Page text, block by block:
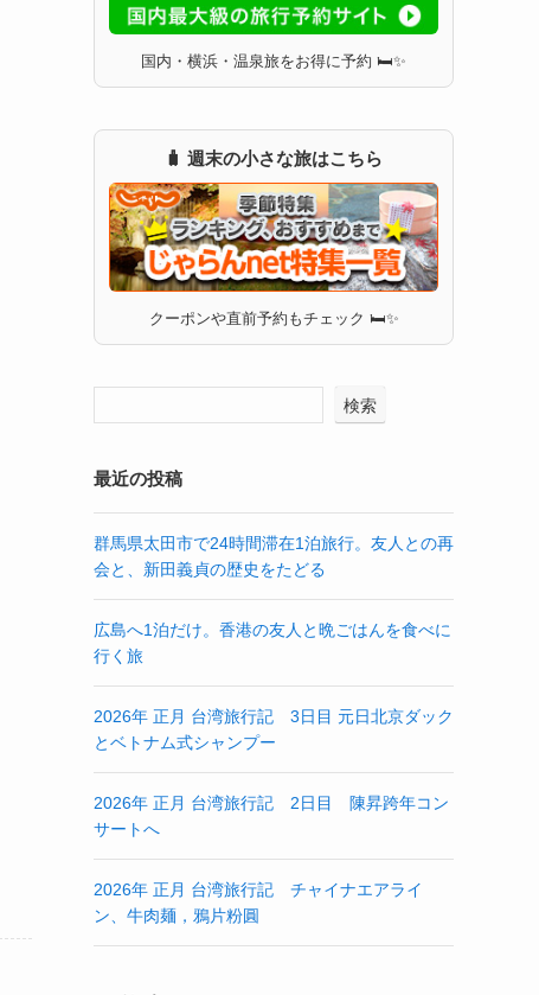
国内・横浜・温泉旅をお得に予約 🛏✨
🧳 週末の小さな旅はこちら
クーポンや直前予約もチェック 🛏✨
検索
最近の投稿
群馬県太田市で24時間滞在1泊旅行。友人との再
会と、新田義貞の歴史をたどる
広島へ1泊だけ。香港の友人と晩ごはんを食べに
行く旅
2026年 正月 台湾旅行記 3日目 元日北京ダック
とベトナム式シャンプー
2026年 正月 台湾旅行記 2日目 陳昇跨年コン
サートへ
2026年 正月 台湾旅行記 チャイナエアライ
ン、牛肉麺，鴉片粉圓